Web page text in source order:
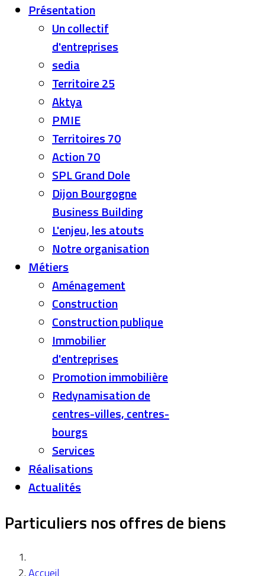
Présentation
Un collectif
d'entreprises
sedia
Territoire 25
Aktya
PMIE
Territoires 70
Action 70
SPL Grand Dole
Dijon Bourgogne
Business Building
L'enjeu, les atouts
Notre organisation
Métiers
Aménagement
Construction
Construction publique
Immobilier
d'entreprises
Promotion immobilière
Redynamisation de
centres-villes, centres-
bourgs
Services
Réalisations
Actualités
Particuliers nos offres de biens